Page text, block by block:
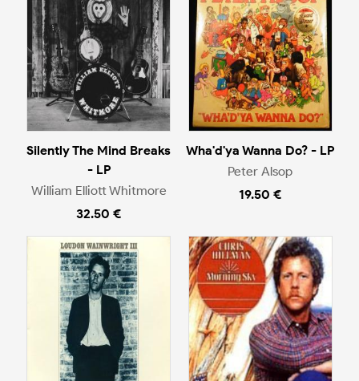
Silently The Mind Breaks
- LP
William Elliott Whitmore
32.50 €
Wha'd'ya Wanna Do? - LP
Peter Alsop
19.50 €